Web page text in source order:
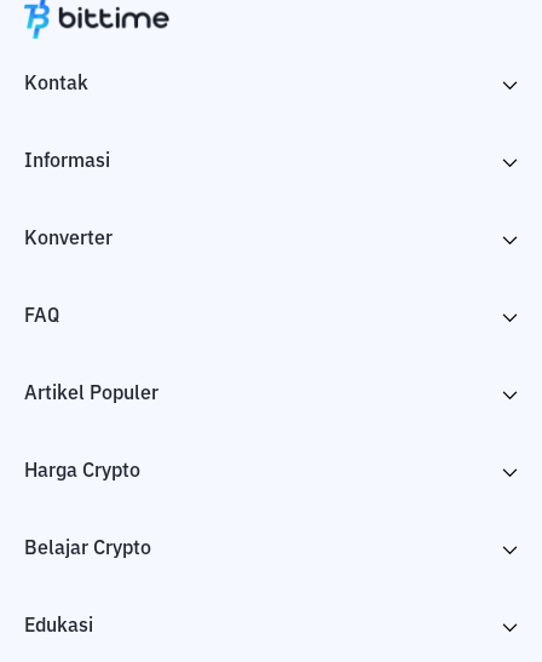
Kontak
Informasi
Konverter
FAQ
Artikel Populer
Harga Crypto
Belajar Crypto
Edukasi